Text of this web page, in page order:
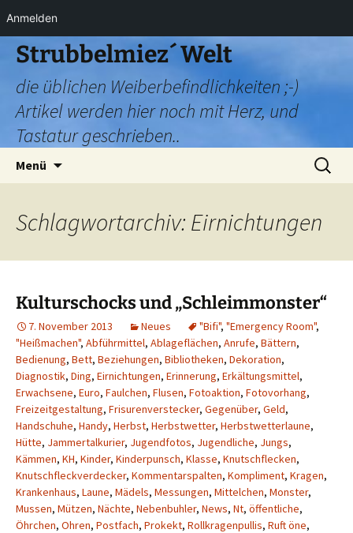
Anmelden
Zum
Inhalt
springen
Strubbelmiez´ Welt
die üblichen Weiberbefindlichkeiten ;-)
Artikel werden hier noch mit Herz, und
Tastatur geschrieben..
Menü
Suchen
nach:
Schlagwortarchiv: Eirnichtungen
Kulturschocks und „Schleimmonster“
7. November 2013 Neues "Bifi", "Emergency Room",
"Heißmachen", Abführmittel, Ablageflächen, Anrufe, Bättern,
Bedienung, Bett, Beziehungen, Bibliotheken, Dekoration,
Diagnostik, Ding, Eirnichtungen, Erinnerung, Erkältungsmittel,
Erwachsene, Euro, Faulchen, Flusen, Fotoaktion, Fotovorhang,
Freizeitgestaltung, Frisurenverstecker, Gegenüber, Geld,
Handschuhe, Handy, Herbst, Herbstwetter, Herbstwetterlaune,
Hütte, Jammertalkurier, Jugendfotos, Jugendliche, Jungs,
Kämmen, KH, Kinder, Kinderpunsch, Klasse, Knutschflecken,
Knutschfleckverdecker, Kommentarspalten, Kompliment, Kragen,
Krankenhaus, Laune, Mädels, Messungen, Mittelchen, Monster,
Mussen, Mützen, Nächte, Nebenbuhler, News, Nt, öffentliche,
Öhrchen, Ohren, Postfach, Prokekt, Rollkragenpullis, Ruft öne,